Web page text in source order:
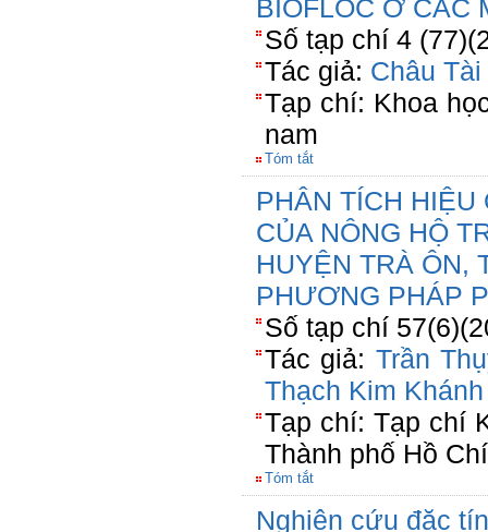
BIOFLOC Ở CÁC
Số tạp chí 4
Tác giả: Châu Tài
Tạp chí: Khoa
nam
Tóm tắt
PHÂN TÍCH HIỆU
CỦA NÔNG HỘ
HUYỆN TRÀ ÔN,
PHƯƠNG PHÁP
Số tạp chí
Tác giả: Trần
Thạch Kim Khánh
Tạp chí: Tạp chí
Thành phố Hồ
Tóm tắt
Nghiên cứu đặc